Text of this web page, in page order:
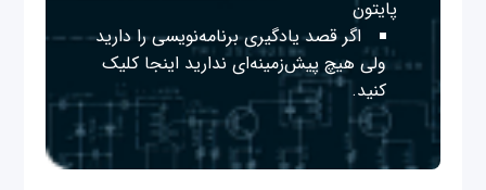
پایتون
اگر قصد یادگیری برنامه‌نویسی را دارید
ولی هیچ پیش‌زمینه‌ای نداریداینجا کلیک
کنید.